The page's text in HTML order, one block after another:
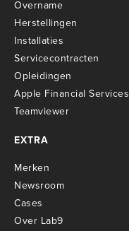
Overname
Herstellingen
Installaties
Servicecontracten
Opleidingen
Apple Financial Services
Teamviewer
EXTRA
Merken
Newsroom
Cases
Over Lab9